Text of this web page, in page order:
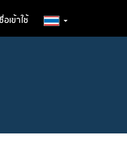
เข้าใช้